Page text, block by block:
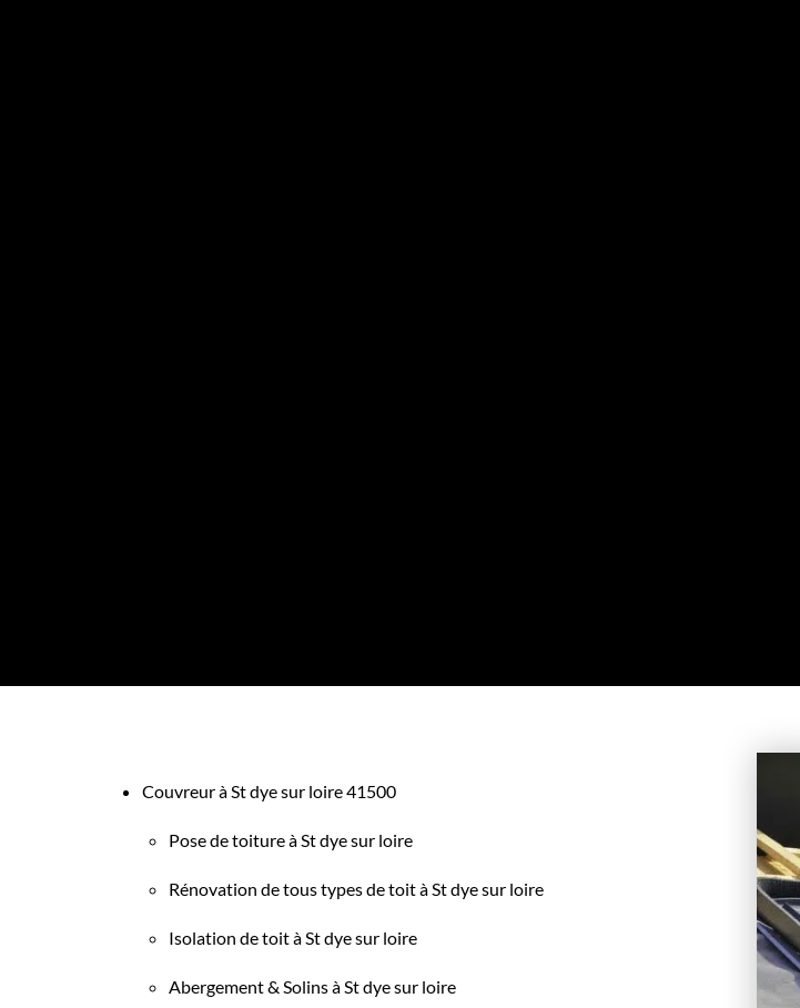
Couvreur à St dye sur loire 41500
Pose de toiture à St dye sur loire
Rénovation de tous types de toit à St dye sur loire
Isolation de toit à St dye sur loire
Abergement & Solins à St dye sur loire